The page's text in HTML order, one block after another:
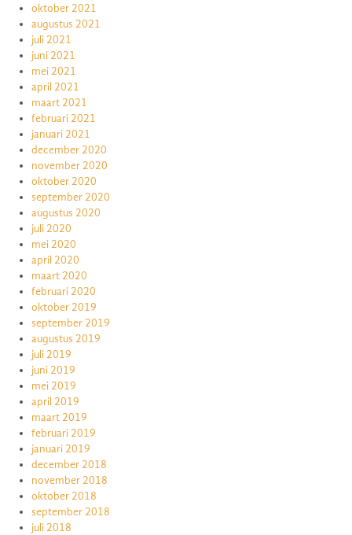
oktober 2021
augustus 2021
juli 2021
juni 2021
mei 2021
april 2021
maart 2021
februari 2021
januari 2021
december 2020
november 2020
oktober 2020
september 2020
augustus 2020
juli 2020
mei 2020
april 2020
maart 2020
februari 2020
oktober 2019
september 2019
augustus 2019
juli 2019
juni 2019
mei 2019
april 2019
maart 2019
februari 2019
januari 2019
december 2018
november 2018
oktober 2018
september 2018
juli 2018